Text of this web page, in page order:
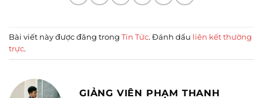
Bài viết này được đăng trong Tin Tức. Đánh dấu liên kết thường
trực.
GIẢNG VIÊN PHẠM THANH